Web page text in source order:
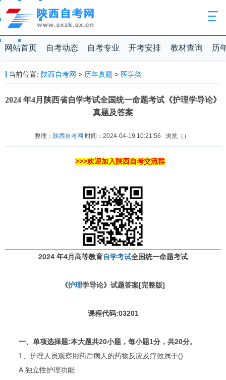
网站首页 自考动态 自考专业 开考安排 教材查询 历
当前位置: 陕西自考网 > 历年真题 > 医学类
​2024 年4月陕西省自学考试全国统一命题考试《护理学导论》
真题及答案
整理： 陕西自考网 时间：2024-04-19 10:21:56 浏览（ ）
>>>欢迎加入陕西自考交流群
2024 年4月高等教育自学考试全国统一命题考试
《护理学导论》试题答案[完整版]
课程代码:03201
一、单项选择题:本大题共20小题，每小题1分，共20分。
1、护理人员观察用药后病人的药物反应及疗效属于()
A.独立性护理功能